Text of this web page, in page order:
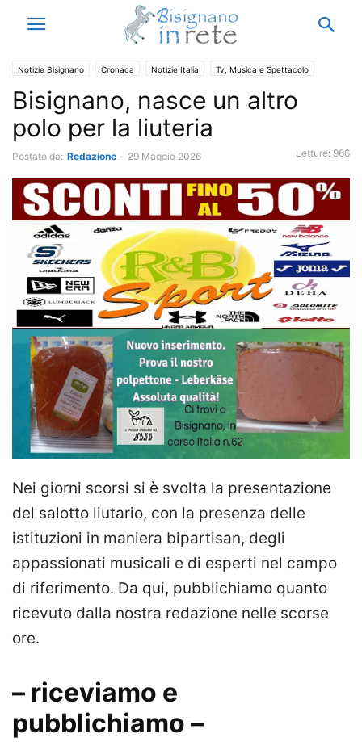
Notizie Bisignano Cronaca Notizie Italia Tv, Musica e Spettacolo
Bisignano, nasce un altro
polo per la liuteria
Postato da: Redazione - 29 Maggio 2026 Letture: 966
Nei giorni scorsi si è svolta la presentazione
del salotto liutario, con la presenza delle
istituzioni in maniera bipartisan, degli
appassionati musicali e di esperti nel campo
di riferimento. Da qui, pubblichiamo quanto
ricevuto dalla nostra redazione nelle scorse
ore.
– riceviamo e
pubblichiamo –